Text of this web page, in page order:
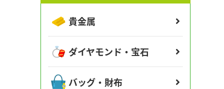
貴金属
ダイヤモンド・宝石
バッグ・財布